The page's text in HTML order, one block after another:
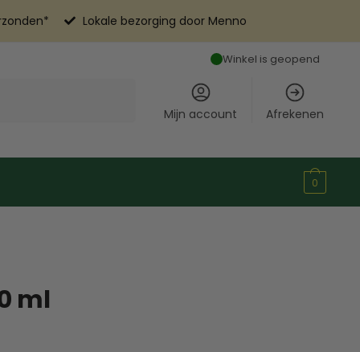
Lokale bezorging door Menno
Winkel is geopend
Mijn account Afrekenen
0
ml